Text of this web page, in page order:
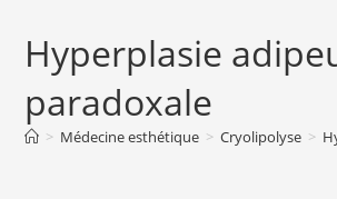
Hyperplasie
paradoxale
> Médecine esthétique > Cryolipolyse >